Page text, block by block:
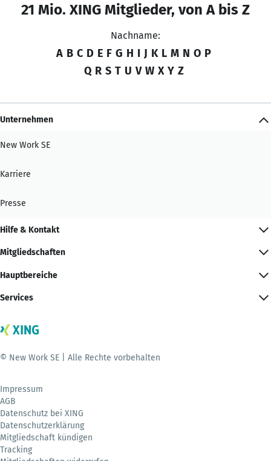
21 Mio. XING Mitglieder, von A bis Z
Nachname:
A B C D E F G H I J K L M N O P
Q R S T U V W X Y Z
Unternehmen
New Work SE
Karriere
Presse
Hilfe & Kontakt
Mitgliedschaften
Hauptbereiche
Services
© New Work SE | Alle Rechte vorbehalten
Impressum
AGB
Datenschutz bei XING
Datenschutzerklärung
Mitgliedschaft kündigen
Tracking